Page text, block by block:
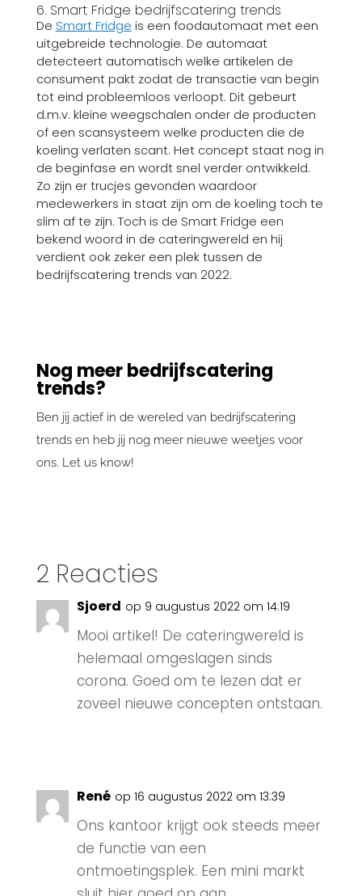
6. Smart Fridge bedrijfscatering trends
De Smart Fridge is een foodautomaat met een
uitgebreide technologie. De automaat
detecteert automatisch welke artikelen de
consument pakt zodat de transactie van begin
tot eind probleemloos verloopt. Dit gebeurt
d.m.v. kleine weegschalen onder de producten
of een scansysteem welke producten die de
koeling verlaten scant. Het concept staat nog in
de beginfase en wordt snel verder ontwikkeld.
Zo zijn er trucjes gevonden waardoor
medewerkers in staat zijn om de koeling toch te
slim af te zijn. Toch is de Smart Fridge een
bekend woord in de cateringwereld en hij
verdient ook zeker een plek tussen de
bedrijfscatering trends van 2022.
Nog meer bedrijfscatering
trends?
Ben jij actief in de wereled van bedrijfscatering
trends en heb jij nog meer nieuwe weetjes voor
ons. Let us know!
2 Reacties
Sjoerd op 9 augustus 2022 om 14:19
Mooi artikel! De cateringwereld is
helemaal omgeslagen sinds
corona. Goed om te lezen dat er
zoveel nieuwe concepten ontstaan.
René op 16 augustus 2022 om 13:39
Ons kantoor krijgt ook steeds meer
de functie van een
ontmoetingsplek. Een mini markt